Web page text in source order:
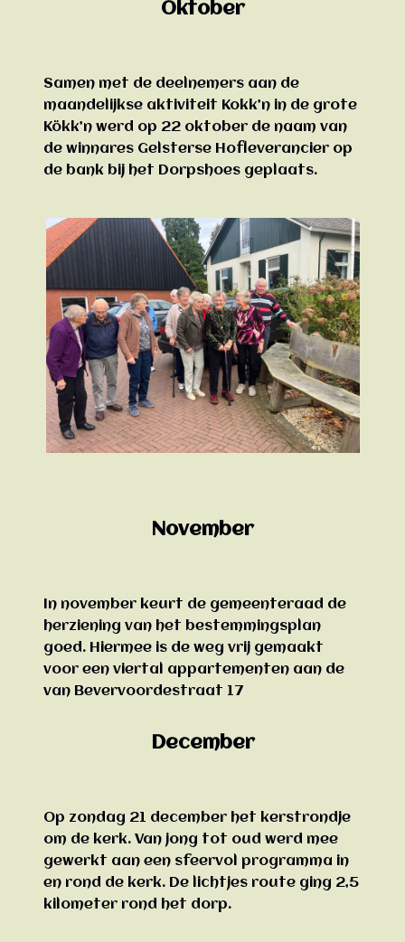
Oktober
Samen met de deelnemers aan de
maandelijkse aktiviteit Kokk’n in de grote
Kökk’n werd op 22 oktober de naam van
de winnares Gelsterse Hofleverancier op
de bank bij het Dorpshoes geplaats.
November
In november keurt de gemeenteraad de
herziening van het bestemmingsplan
goed. Hiermee is de weg vrij gemaakt
voor een viertal appartementen aan de
van Bevervoordestraat 17
December
Op zondag 21 december het kerstrondje
om de kerk. Van jong tot oud werd mee
gewerkt aan een sfeervol programma in
en rond de kerk. De lichtjes route ging 2,5
kilometer rond het dorp.